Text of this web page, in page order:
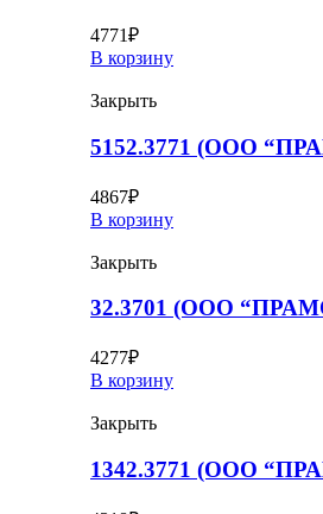
4771₽
В корзину
Закрыть
5152.3771 (ООО
4867₽
В корзину
Закрыть
32.3701 (ООО
4277₽
В корзину
Закрыть
1342.3771 (ООО